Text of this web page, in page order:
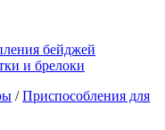
бейджей
и брелоки
/ Приспособления для